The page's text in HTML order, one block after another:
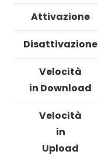
Attivazione
Disattivazione
Velocità
in Download
Velocità
in
Upload